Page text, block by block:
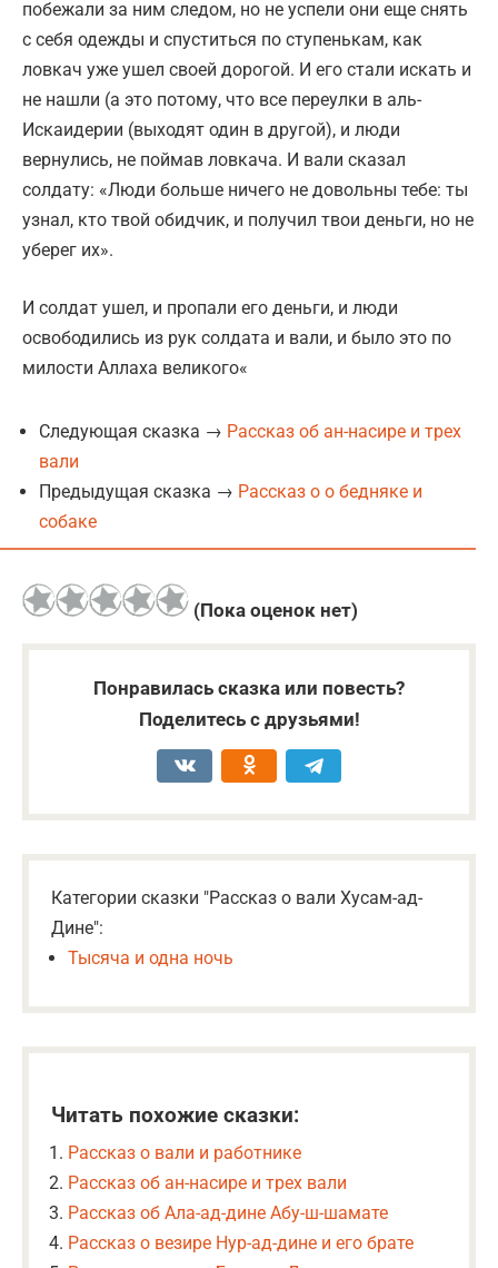
побежали за ним следом, но не успели они еще снять
с себя одежды и спуститься по ступенькам, как
ловкач уже ушел своей дорогой. И его стали искать и
не нашли (а это потому, что все переулки в аль-
Искаидерии (выходят один в другой), и люди
вернулись, не поймав ловкача. И вали сказал
солдату: «Люди больше ничего не довольны тебе: ты
узнал, кто твой обидчик, и получил твои деньги, но не
уберег их».
И солдат ушел, и пропали его деньги, и люди
освободились из рук солдата и вали, и было это по
милости Аллаха великого«
Следующая сказка → Рассказ об ан-насире и трех
вали
Предыдущая сказка → Рассказ о о бедняке и
собаке
(Пока оценок нет)
Понравилась сказка или повесть?
Поделитесь с друзьями!
Категории сказки "Рассказ о вали Хусам-ад-
Дине":
Тысяча и одна ночь
Читать похожие сказки:
Рассказ о вали и работнике
Рассказ об ан-насире и трех вали
Рассказ об Ала-ад-дине Абу-ш-шамате
Рассказ о везире Нур-ад-дине и его брате